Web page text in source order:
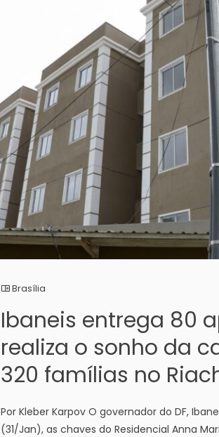
Brasília
Ibaneis entrega 80
realiza o sonho da
320 famílias no
Por Kleber Karpov O governador do DF,
(31/Jan), as chaves do Residencial Anna